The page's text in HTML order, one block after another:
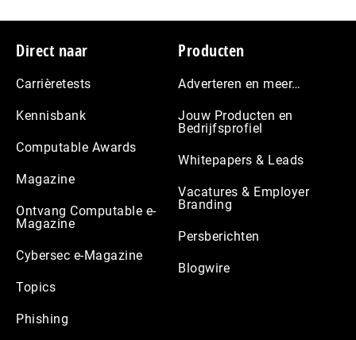
Footer
Direct naar
Carrièretests
Kennisbank
Computable Awards
Magazine
Ontvang Computable e-
Magazine
Cybersec e-Magazine
Topics
Phishing
Producten
Adverteren en meer…
Jouw Producten en
Bedrijfsprofiel
Whitepapers & Leads
Vacatures & Employer
Branding
Persberichten
Blogwire